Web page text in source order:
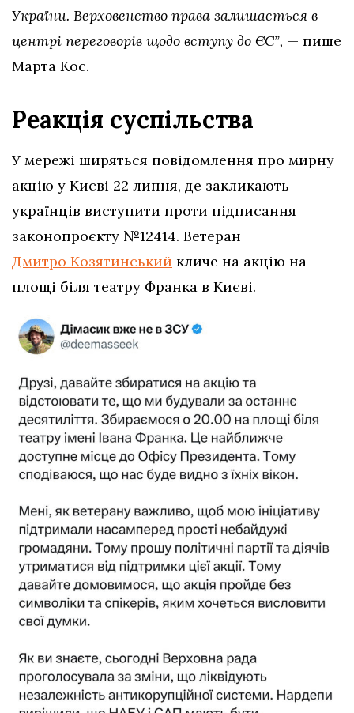
України. Верховенство права залишається в
центрі переговорів щодо вступу до ЄС”, — пише
Марта Кос.
Реакція суспільства
У мережі ширяться повідомлення про мирну
акцію у Києві 22 липня, де закликають
українців виступити проти підписання
законопроєкту №12414. Ветеран
Дмитро Козятинський кличе на акцію на
площі біля театру Франка в Києві.